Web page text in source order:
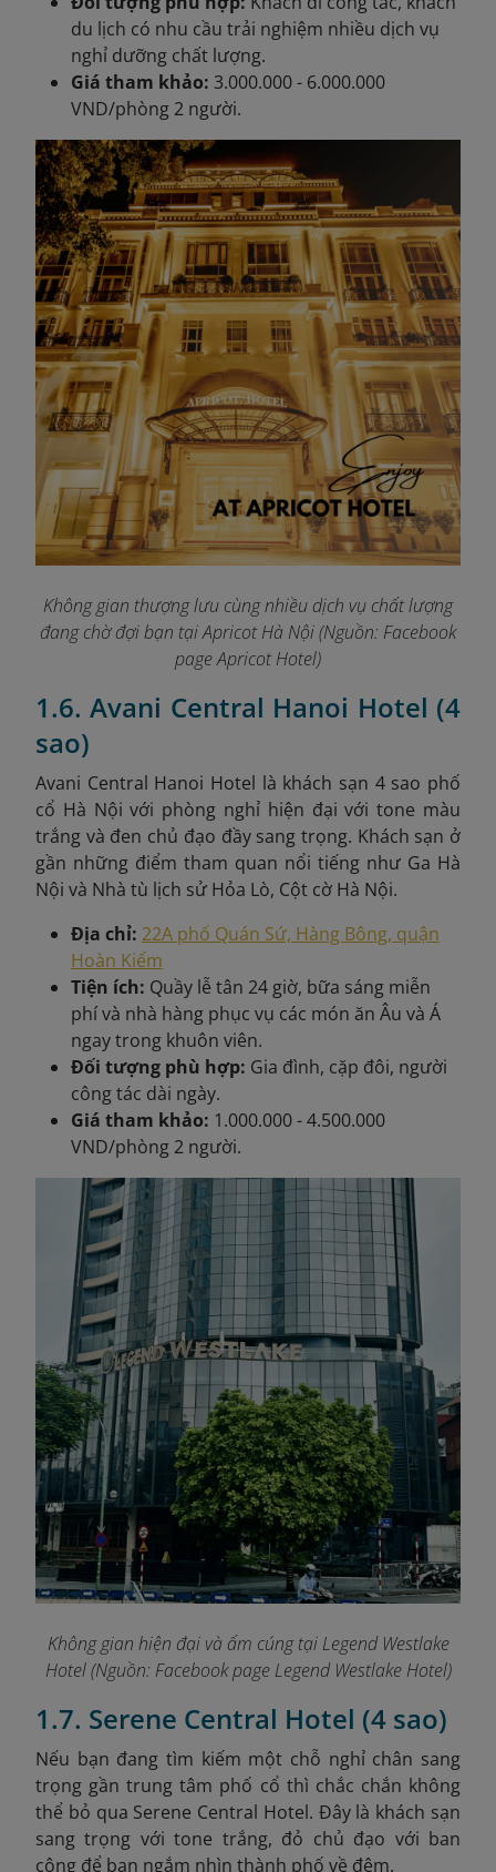
du lịch có nhu cầu trải nghiệm nhiều dịch vụ
nghỉ dưỡng chất lượng.
Giá tham khảo: 3.000.000 - 6.000.000
VND/phòng 2 người.
Không gian thượng lưu cùng nhiều dịch vụ chất lượng
đang chờ đợi bạn tại Apricot Hà Nội (Nguồn: Facebook
page Apricot Hotel)
1.6. Avani Central Hanoi Hotel (4
sao)
Avani Central Hanoi Hotel là khách sạn 4 sao phố
cổ Hà Nội với phòng nghỉ hiện đại với tone màu
trắng và đen chủ đạo đầy sang trọng. Khách sạn ở
gần những điểm tham quan nổi tiếng như Ga Hà
Nội và Nhà tù lịch sử Hỏa Lò, Cột cờ Hà Nội.
Địa chỉ: 22A phố Quán Sứ, Hàng Bông, quận
Hoàn Kiếm
Tiện ích: Quầy lễ tân 24 giờ, bữa sáng miễn
phí và nhà hàng phục vụ các món ăn Âu và Á
ngay trong khuôn viên.
Đối tượng phù hợp: Gia đình, cặp đôi, người
công tác dài ngày.
Giá tham khảo: 1.000.000 - 4.500.000
VND/phòng 2 người.
Không gian hiện đại và ấm cúng tại Legend Westlake
Hotel (Nguồn: Facebook page Legend Westlake Hotel)
1.7. Serene Central Hotel (4 sao)
Nếu bạn đang tìm kiếm một chỗ nghỉ chân sang
trọng gần trung tâm phố cổ thì chắc chắn không
thể bỏ qua Serene Central Hotel. Đây là khách sạn
sang trọng với tone trắng, đỏ chủ đạo với ban
công để bạn ngắm nhìn thành phố về đêm.